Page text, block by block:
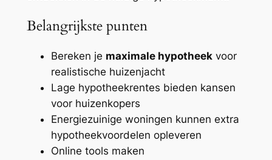
Belangrijkste punten
Bereken je maximale hypotheekvoor
realistische huizenjacht
Lage hypotheekrentes bieden kansen
voor huizenkopers
Energiezuinige woningen kunnen extra
hypotheekvoordelen opleveren
Online tools maken